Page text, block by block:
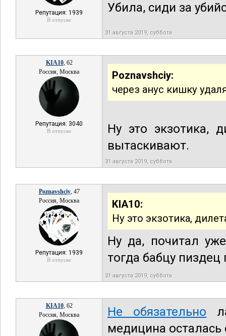
Репутация: 1939
В отпуске
Убила, сиди за
31 августа 2019, суббота
KIA10, 62
Россия, Москва
Репутация: 3040
В отпуске
Poznavshciy:
через анус кишку
Ну это экзотика,
вытаскивают.
31 августа 2019, суббота
Poznavshciy, 47
Россия, Москва
Репутация: 1939
В отпуске
KIA10:
Ну это экзотика,
Ну да, почитал
тогда бабцу
31 августа 2019, суббота
KIA10, 62
Россия, Москва
Не обязательно
медицина осталась